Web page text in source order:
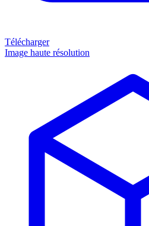
Télécharger
Image haute résolution